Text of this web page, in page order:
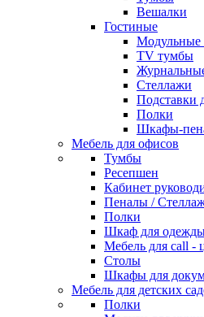
Вешалки
Гостиные
Модульные
TV тумбы
Стеллажи
Подставки
Полки
Шкафы-
Мебель для офисов
Тумбы
Ресепшен
Кабинет
Пеналы /
Полки
Шкаф для
Мебель для call -
Столы
Шкафы для
Мебель для детских
Полки